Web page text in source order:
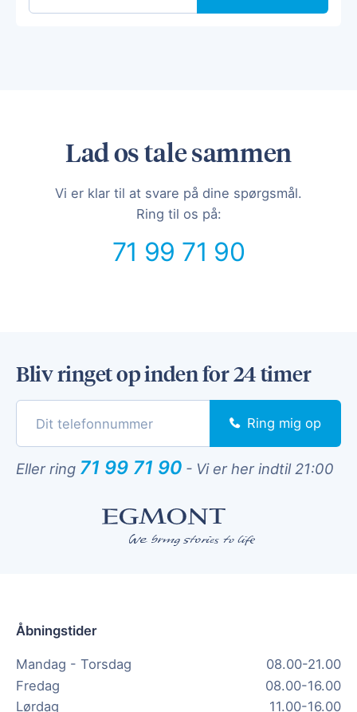
Lad os tale sammen
Vi er klar til at svare på dine spørgsmål.
Ring til os på:
71 99 71 90
Bliv ringet op inden for 24 timer
Ring mig op
Eller ring 71 99 71 90 - Vi er her indtil 21:00
Åbningstider
Mandag - Torsdag
08.00-21.00
Fredag
08.00-16.00
Lørdag
11.00-16.00